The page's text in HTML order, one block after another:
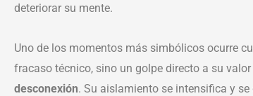
deteriorar su mente.
Uno de los momentos más simbólicos ocurre
fracaso técnico, sino un golpe directo a su
desconexión. Su aislamiento se intensifica y